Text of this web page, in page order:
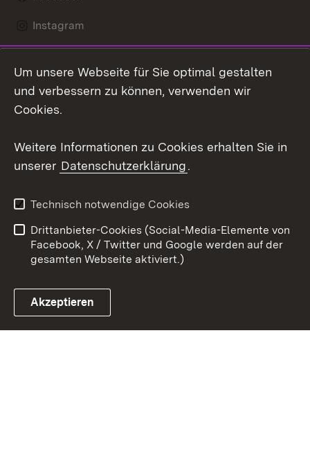
Instagram
Mastodon
Youtube
Link zum Landesportal
Kontakt
Datenschutz
Barrierefreiheit
Impressum Cookies
Um unsere Webseite für Sie optimal gestalten
und verbessern zu können, verwenden wir
Cookies.
Weitere Informationen zu Cookies erhalten Sie in
unserer Datenschutzerklärung.
Technisch notwendige Cookies
Drittanbieter-Cookies (Social-Media-Elemente von
Facebook, X / Twitter und Google werden auf der
gesamten Webseite aktiviert.)
Akzeptieren